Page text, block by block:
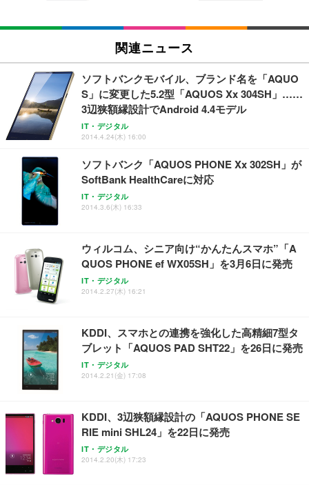
SIHOO B100 オフィスチェア／デスクチェア メッシ
ュチェア 人間工学 疲れない ブラック
￥27,999
Sezlife オフィスチェア デスクチェア 疲れない テレ
ワーク チェア 強化バックレスト 30度ロッキング機
能 人間工学 椅子 腰サポート 90度跳ね上げ式アーム
レスト 3Dヘッドレスト ハンガー付き 高反発クッシ
務用 おしゃれ パソコンチェア (ブラック)
Sezlife オフィスチェア デスクチェア 疲れない テレ
ワーク チェア 強化バックレスト 30度ロッキング機
能 人間工学 椅子 腰サポート 90度跳ね上げ式アーム
務用 おしゃれ パソコンチェア (ホワイト)
ANDWINT オフィスチェア デスクチェア 肘なし メ
ッシュ 通気性 ランバーサポート付き 腰サポート ガ
ス圧無段階昇降 360度回転 キャスター付き コンパク
EIZO ビジネス向けプレミアムモニター | FlexScan
￥109,572
【純正品】27"ゲーミングモニター DualSense 充電
フック付き（CFI-ZDM1J）
￥49,979
【整備済み品】Dell E2724HS 27インチ 液晶モニタ
ー フルHD（1920×1080）VA 非光沢 HDMI/DisplayP
ort/VGA スピーカー内蔵 高さ調整 スイベル VESA対
【MiniLED/24.5inch/280Hz/FHD】GRAPHT THE S
HOOTER Gaming Monitor 24” Essential ゲーミン
グモニター QD 24.5インチ 1ms FHD 量子ドット 残
Amazonベーシック ペットシーツ 厚型 ワイド 42枚
x2袋(84枚) ホワイト(吸収面:ライトブルー)
￥3,234
ネオ・ルーライフ ネオ・オムツ L 中型犬用 26枚入
り 単品
￥1,800
Smart Basic(スマートベーシック) 【Amazon.co.jp
限定】 Smart Basic アイリスオーヤマ ペットシーツ
超厚型 お徳用 ワイド 100枚入 (x 1) (ケース販売)
アイリスオーヤマ ペットシーツ 超厚型 お徳用 レギ
ュラー 200枚入【Amazon.co.jp限定】
関連ニュース
ソフトバンクモバイル、ブランド名を「AQUO
S」に変更した5.2型「AQUOS Xx 304SH」……
3辺狭額縁設計でAndroid 4.4モデル
IT・デジタル
2014.4.24(木) 16:00
ソフトバンク「AQUOS PHONE Xx 302SH」が
SoftBank HealthCareに対応
IT・デジタル
2014.3.6(木) 16:33
ウィルコム、シニア向け“かんたんスマホ”「A
QUOS PHONE ef WX05SH」を3月6日に発売
IT・デジタル
2014.2.27(木) 16:21
KDDI、スマホとの連携を強化した高精細7型タ
ブレット「AQUOS PAD SHT22」を26日に発売
IT・デジタル
2014.2.21(金) 17:08
KDDI、3辺狭額縁設計の「AQUOS PHONE SE
RIE mini SHL24」を22日に発売
IT・デジタル
2014.2.20(木) 17:23